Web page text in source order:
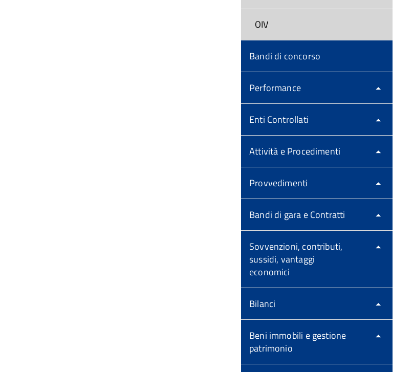
OIV
Bandi di concorso
Performance
Enti Controllati
Attività e Procedimenti
Provvedimenti
Bandi di gara e Contratti
Sovvenzioni, contributi,
sussidi, vantaggi
economici
Bilanci
Beni immobili e gestione
patrimonio